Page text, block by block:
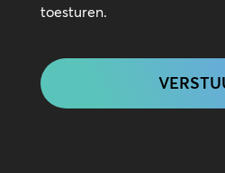
toesturen.